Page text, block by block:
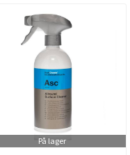
På lager